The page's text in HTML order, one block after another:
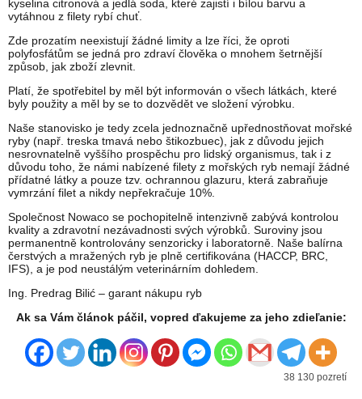
kyselina citronová a jedlá soda, které zajistí i bílou barvu a
vytáhnou z filety rybí chuť.
Zde prozatím neexistují žádné limity a lze říci, že oproti
polyfosfátům se jedná pro zdraví člověka o mnohem šetrnější
způsob, jak zboží zlevnit.
Platí, že spotřebitel by měl být informován o všech látkách, které
byly použity a měl by se to dozvědět ve složení výrobku.
Naše stanovisko je tedy zcela jednoznačně upřednostňovat mořské
ryby (např. treska tmavá nebo štikozbuec), jak z důvodu jejich
nesrovnatelně vyššího prospěchu pro lidský organismus, tak i z
důvodu toho, že námi nabízené filety z mořských ryb nemají žádné
přídatné látky a pouze tzv. ochrannou glazuru, která zabraňuje
vymrzání filet a nikdy nepřekračuje 10%.
Společnost Nowaco se pochopitelně intenzivně zabývá kontrolou
kvality a zdravotní nezávadnosti svých výrobků. Suroviny jsou
permanentně kontrolovány senzoricky i laboratorně. Naše balírna
čerstvých a mražených ryb je plně certifikována (HACCP, BRC,
IFS), a je pod neustálým veterinárním dohledem.
Ing. Predrag Bilić – garant nákupu ryb
Ak sa Vám článok páčil, vopred ďakujeme za jeho zdieľanie:
38 130 pozretí